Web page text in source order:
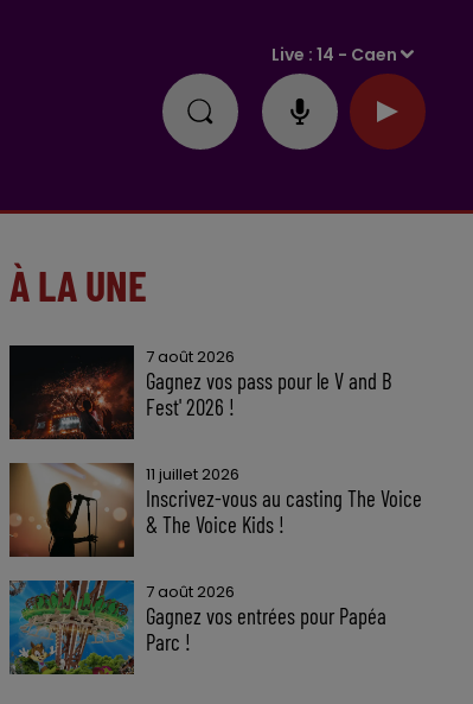
Live :14 - Caen
À LA UNE
7 août 2026
Gagnez vos pass pour le V and B
Fest' 2026 !
11 juillet 2026
Inscrivez-vous au casting The Voice
& The Voice Kids !
7 août 2026
Gagnez vos entrées pour Papéa
Parc !